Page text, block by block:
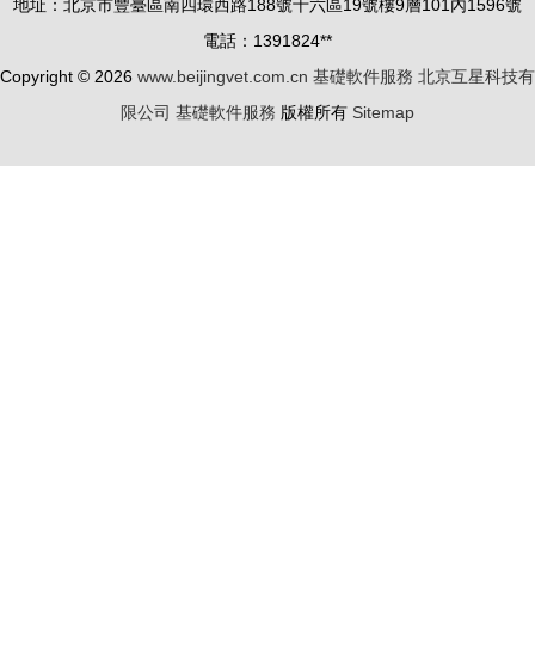
工作基礎軟
章
地址：北京市豐臺區南四環西路188號十六區19號樓9層101內1596號
電話：1391824**
Copyright © 2026 www.beijingvet.com.cn 基礎軟件服務 北京互星科技有
限公司 基礎軟件服務 版權所有 Sitemap